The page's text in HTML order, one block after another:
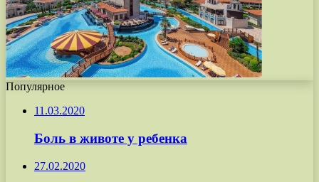
Популярное
11.03.2020
Боль в животе у ребенка
27.02.2020